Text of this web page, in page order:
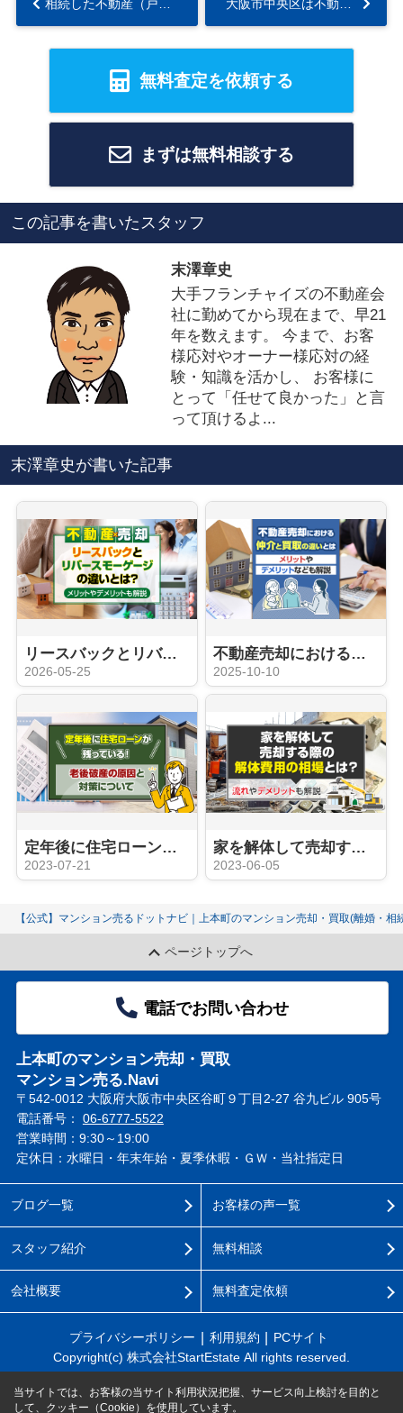
無料査定を依頼する
まずは無料相談する
この記事を書いたスタッフ
末澤章史
大手フランチャイズの不動産会
社に勤めてから現在まで、早21
年を数えます。 今まで、お客
様応対やオーナー様応対の経
験・知識を活かし、 お客様に
とって「任せて良かった」と言
って頂けるよ...
末澤章史が書いた記事
リースバックとリバースモーゲージの違いとは？メリットやデメリットも解説
2026-05-25
不動産売却における仲介と買取の違いとは？メリットやデメリットなども解説
2025-10-10
定年後に住宅ローンが残っている！老後破産の原因と対策について
2023-07-21
家を解体して売却する際の解体費用の相場とは？流れやデメリットも解説
2023-06-05
【公式】マンション売るドットナビ｜上本町のマンション売却・買取(離婚・相
ページトップへ
電話でお問い合わせ
上本町のマンション売却・買取
マンション売る.Navi
〒542-0012 大阪府大阪市中央区谷町９丁目2-27 谷九ビル 905号
電話番号： 06-6777-5522
営業時間：9:30～19:00
定休日：水曜日・年末年始・夏季休暇・ＧＷ・当社指定日
ブログ一覧
スタッフ紹介
会社概要
お客様の声一覧
無料相談
無料査定依頼
プライバシーポリシー 利用規約
PCサイト
Copyright(c) 株式会社StartEstate All rights reserved.
当サイトでは、お客様の当サイト利用状況把握、サービス向上検討を目的と
して、クッキー（Cookie）を使用しています。